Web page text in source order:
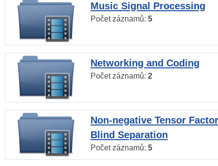
Music Signal Processing
Počet záznamů: 5
Networking and Coding
Počet záznamů: 2
Non-negative Tensor
Blind Separation
Počet záznamů: 5